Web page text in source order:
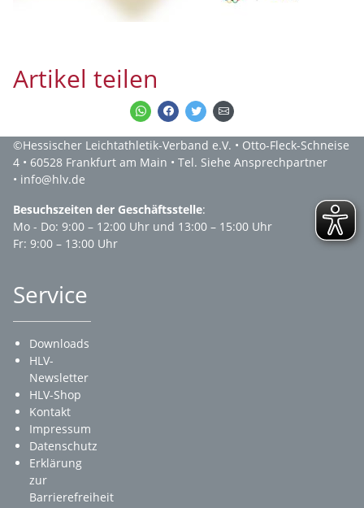
Artikel teilen
©Hessischer Leichtathletik-Verband e.V. • Otto-Fleck-Schneise
4 • 60528 Frankfurt am Main • Tel. Siehe Ansprechpartner
• info@hlv.de
Besuchszeiten der Geschäftsstelle:
Mo - Do: 9:00 – 12:00 Uhr und 13:00 – 15:00 Uhr
Fr: 9:00 – 13:00 Uhr
Service
Downloads
HLV-
Newsletter
HLV-Shop
Kontakt
Impressum
Datenschutz
Erklärung
zur
Barrierefreiheit